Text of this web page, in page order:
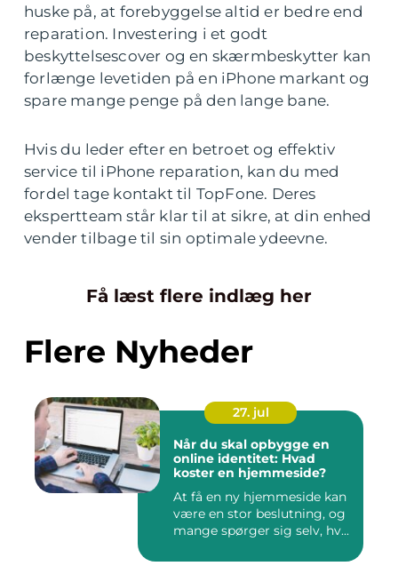
huske på, at forebyggelse altid er bedre end
reparation. Investering i et godt
beskyttelsescover og en skærmbeskytter kan
forlænge levetiden på en iPhone markant og
spare mange penge på den lange bane.
Hvis du leder efter en betroet og effektiv
service til iPhone reparation, kan du med
fordel tage kontakt til TopFone. Deres
ekspertteam står klar til at sikre, at din enhed
vender tilbage til sin optimale ydeevne.
Få læst flere indlæg her
Flere Nyheder
27. jul
Når du skal opbygge en
online identitet: Hvad
koster en hjemmeside?
At få en ny hjemmeside kan
være en stor beslutning, og
mange spørger sig selv, hv...